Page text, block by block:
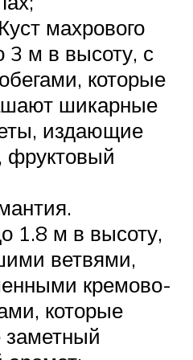
махрового
3 м в высоту, с
которые
шикарные
издающие
1.8 м в высоту,
ветвями,
кремово-
которые
заметный